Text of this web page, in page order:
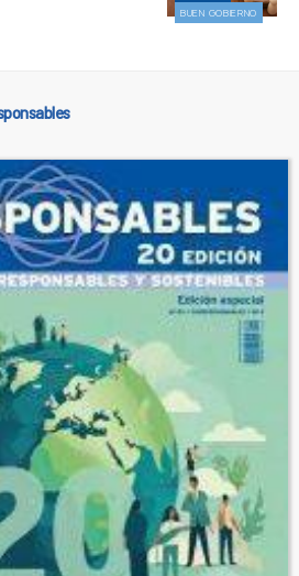
BUEN GOBIERNO